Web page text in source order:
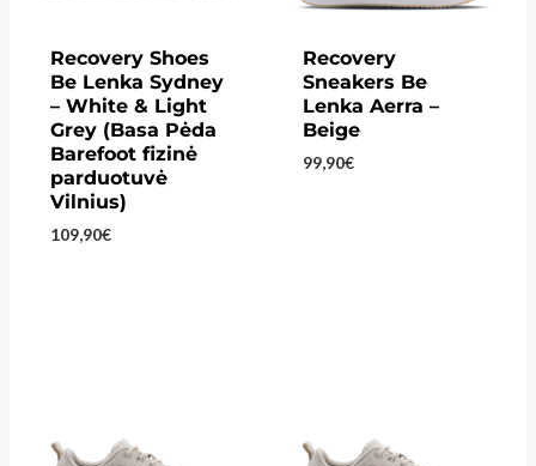
Recovery Shoes
Be Lenka Sydney
– White & Light
Grey (Basa Pėda
Barefoot fizinė
parduotuvė
Vilnius)
109,90€
Recovery
Sneakers Be
Lenka Aerra –
Beige
99,90€